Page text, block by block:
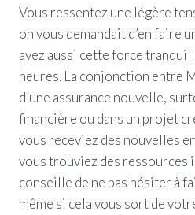
Vous ressentez une légère
on vous demandait d’en faire
avez aussi cette force
heures. La conjonction entre
d’une assurance nouvelle,
financière ou dans un projet
vous receviez des nouvelles
vous trouviez des ressources
conseille de ne pas hésiter à
même si cela vous sort de